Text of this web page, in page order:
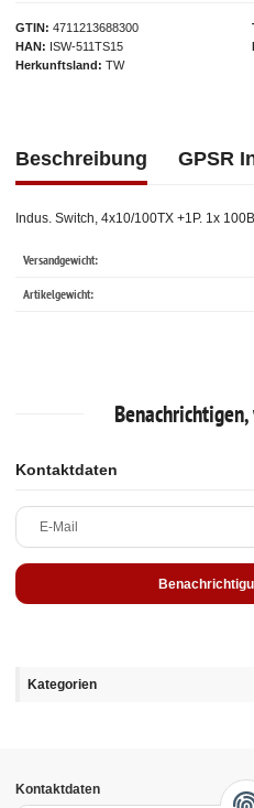
GTIN 4711213688300
HAN
ISW-511TS15
Herkunftsland
TW
Beschreibung GPSR
Indus. Switch, 4x10/100TX +1P. 1x
Versandgewicht:
Artikelgewicht:
Kontaktdaten
E-Mail
Kategorien
Kontaktdaten